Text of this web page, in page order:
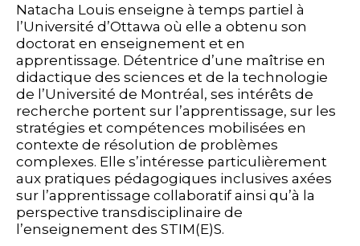
Natacha Louis enseigne à temps partiel à
l’Université d’Ottawa où elle a obtenu son
doctorat en enseignement et en
apprentissage. Détentrice d’une maîtrise en
didactique des sciences et de la technologie
de l’Université de Montréal, ses intérêts de
recherche portent sur l’apprentissage, sur les
stratégies et compétences mobilisées en
contexte de résolution de problèmes
complexes. Elle s’intéresse particulièrement
aux pratiques pédagogiques inclusives axées
sur l’apprentissage collaboratif ainsi qu’à la
perspective transdisciplinaire de
l’enseignement des STIM(E)S.